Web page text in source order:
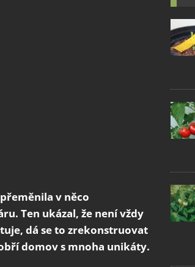
v něco
Ten ukázal, že není vždy
dá se to zrekonstruovat
domov s mnoha unikáty.